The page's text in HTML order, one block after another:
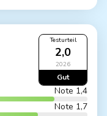
Testurteil
2,0
2026
Gut
Note 1,4
Note 1,7